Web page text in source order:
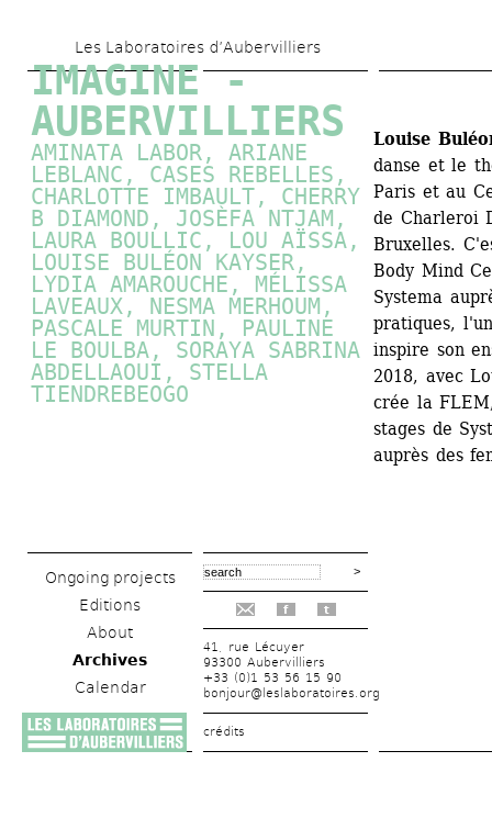
to
main
content
Les Laboratoires d’Aubervilliers
IMAGINE -
AUBERVILLIERS
AMINATA LABOR, ARIANE
LEBLANC, CASES REBELLES,
CHARLOTTE IMBAULT, CHERRY
B DIAMOND, JOSÈFA NTJAM,
LAURA BOULLIC, LOU AÏSSA,
LOUISE BULÉON KAYSER,
LYDIA AMAROUCHE, MÉLISSA
LAVEAUX, NESMA MERHOUM,
PASCALE MURTIN , PAULINE
LE BOULBA, SORAYA SABRINA
ABDELLAOUI, STELLA
TIENDREBEOGO
Ongoing projects
Editions
About
Archives
Calendar
f t
41, rue Lécuyer
93300 Aubervilliers
+33 (0)1 53 56 15 90
bonjour@leslaboratoires.org
crédits
Louise
danse et le
Paris et au
de Charleroi
Bruxelles.
Body Mind
Systema
pratiques,
inspire son
2018, avec
crée la
stages de
auprès des